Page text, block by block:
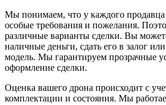
Мы понимаем, что у каждого продавца
особые требования и пожелания.
различные варианты сделки. Вы
наличные деньги, сдать его в залог
модель. Мы гарантируем прозрачные
оформление сделки.
Оценка вашего дрона происходит с
комплектации и состояния. Мы